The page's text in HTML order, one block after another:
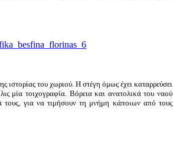
ιστορίας του χωριού. Η στέγη όμως έχει καταρρεύσει
μία τοιχογραφία. Βόρεια και ανατολικά του ναού
τους, για να τιμήσουν τη μνήμη κάποιων από τους